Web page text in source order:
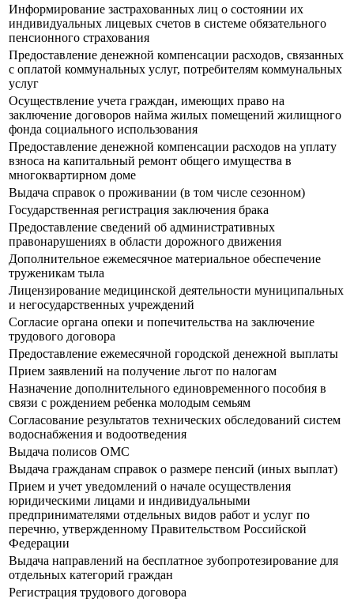
Информирование застрахованных лиц о состоянии их
индивидуальных лицевых счетов в системе обязательного
пенсионного страхования
Предоставление денежной компенсации расходов, связанных
с оплатой коммунальных услуг, потребителям коммунальных
услуг
Осуществление учета граждан, имеющих право на
заключение договоров найма жилых помещений жилищного
фонда социального использования
Предоставление денежной компенсации расходов на уплату
взноса на капитальный ремонт общего имущества в
многоквартирном доме
Выдача справок о проживании (в том числе сезонном)
Государственная регистрация заключения брака
Предоставление сведений об административных
правонарушениях в области дорожного движения
Дополнительное ежемесячное материальное обеспечение
труженикам тыла
Лицензирование медицинской деятельности муниципальных
и негосударственных учреждений
Согласие органа опеки и попечительства на заключение
трудового договора
Предоставление ежемесячной городской денежной выплаты
Прием заявлений на получение льгот по налогам
Назначение дополнительного единовременного пособия в
связи с рождением ребенка молодым семьям
Согласование результатов технических обследований систем
водоснабжения и водоотведения
Выдача полисов ОМС
Выдача гражданам справок о размере пенсий (иных выплат)
Прием и учет уведомлений о начале осуществления
юридическими лицами и индивидуальными
предпринимателями отдельных видов работ и услуг по
перечню, утвержденному Правительством Российской
Федерации
Выдача направлений на бесплатное зубопротезирование для
отдельных категорий граждан
Регистрация трудового договора